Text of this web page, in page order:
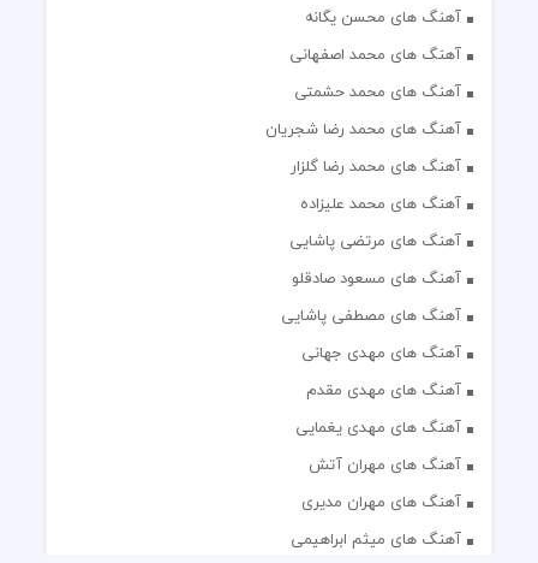
آهنگ های محسن یگانه
آهنگ های محمد اصفهانی
آهنگ های محمد حشمتی
آهنگ های محمد رضا شجریان
آهنگ های محمد رضا گلزار
آهنگ های محمد علیزاده
آهنگ های مرتضی پاشایی
آهنگ های مسعود صادقلو
آهنگ های مصطفی پاشایی
آهنگ های مهدی جهانی
آهنگ های مهدی مقدم
آهنگ های مهدی یغمایی
آهنگ های مهران آتش
آهنگ های مهران مدیری
آهنگ های میثم ابراهیمی